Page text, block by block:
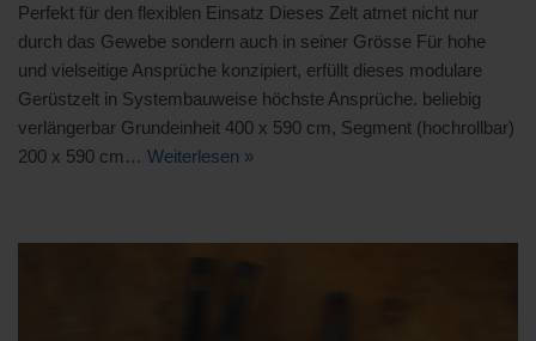
Perfekt für den flexiblen Einsatz Dieses Zelt atmet nicht nur
durch das Gewebe sondern auch in seiner Grösse Für hohe
und vielseitige Ansprüche konzipiert, erfüllt dieses modulare
Gerüstzelt in Systembauweise höchste Ansprüche. beliebig
verlängerbar Grundeinheit 400 x 590 cm, Segment (hochrollbar)
200 x 590 cm… Weiterlesen »